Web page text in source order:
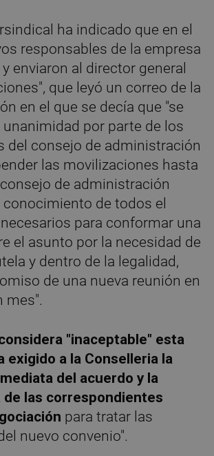
ha indicado que en el
responsables de la empresa
enviaron al director general
que leyó un correo de la
en el que se decía que "se
por parte de los
del consejo de administración
las movilizaciones hasta
de administración
de todos el
para conformar una
el asunto por la necesidad de
y dentro de la legalidad,
de una nueva reunión en
mes".
"inaceptable" esta
exigido a la Conselleria la
del acuerdo y la
las correspondientes
para tratar las
nuevo convenio".